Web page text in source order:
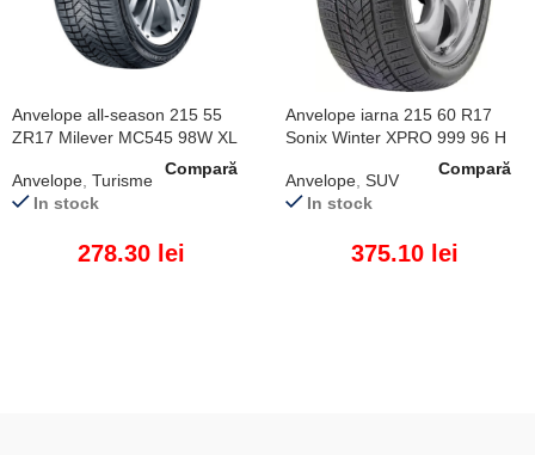
Anvelope all-season 215 55
ZR17 Milever MC545 98W XL
Anvelope Turisme
In stock
278.30 lei
Compară
Anvelope iarna 215 60 R17
Sonix Winter XPRO 999 96 H
Anvelope SUV
In stock
375.10 lei
Compară